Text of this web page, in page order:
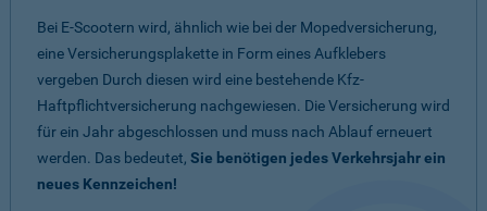
Bei E-Scootern wird, ähnlich wie bei der Mopedversicherung,
eine Versicherungsplakette in Form eines Aufklebers
vergeben Durch diesen wird eine bestehende Kfz-
Haftpflichtversicherung nachgewiesen. Die Versicherung wird
für ein Jahr abgeschlossen und muss nach Ablauf erneuert
werden. Das bedeutet, Sie benötigen jedes Verkehrsjahr ein
neues Kennzeichen!